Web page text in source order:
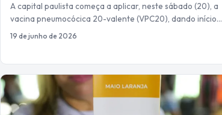
A capital paulista começa a aplicar, neste sábado (20), a
vacina pneumocócica 20-valente (VPC20), dando início…
19 de junho de 2026